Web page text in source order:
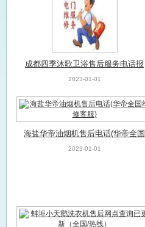
成都四季沐歌卫浴售后服务电话报
修热线(全国服务中心)( 更新）（各
区服务中心）服务电话
2023-01-01
海盐华帝油烟机售后电话(华帝全国
维修客服)
2023-01-01